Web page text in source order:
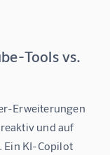
Tools vs.
Erweiterungen
und auf
Ein KI-Copilot